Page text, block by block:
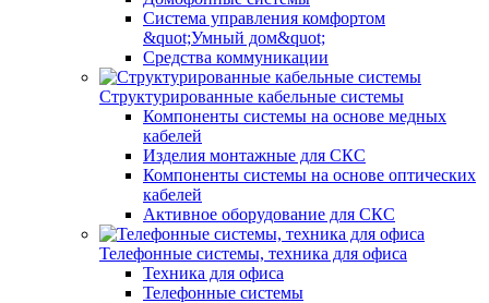
Система управления комфортом
&quot;Умный дом&quot;
Средства коммуникации
Структурированные кабельные системы
Компоненты системы на основе медных
кабелей
Изделия монтажные для СКС
Компоненты системы на основе оптических
кабелей
Активное оборудование для СКС
Телефонные системы, техника для офиса
Техника для офиса
Телефонные системы